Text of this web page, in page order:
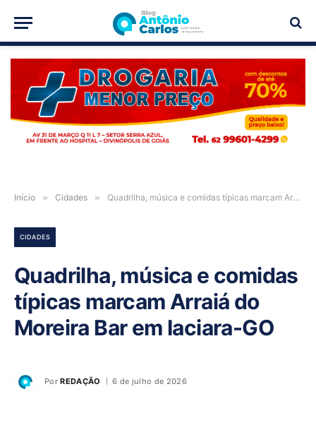
PUBLICIDADE
Início » Cidades » Quadrilha, música e comidas típicas marcam Arraiá do Moreira Bar em Iaciara-GO
CIDADES
Quadrilha, música e comidas
típicas marcam Arraiá do
Moreira Bar em Iaciara-GO
Por REDAÇÃO 6 de julho de 2026